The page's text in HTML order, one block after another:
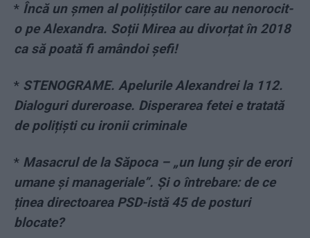
* Încă un șmen al polițiștilor care au nenorocit-
o pe Alexandra. Soții Mirea au divorțat în 2018
ca să poată fi amândoi șefi!
* STENOGRAME. Apelurile Alexandrei la 112.
Dialoguri dureroase. Disperarea fetei e tratată
de polițiști cu ironii criminale
* Masacrul de la Săpoca – „un lung șir de erori
umane și manageriale”. Și o întrebare: de ce
ținea directoarea PSD-istă 45 de posturi
blocate?